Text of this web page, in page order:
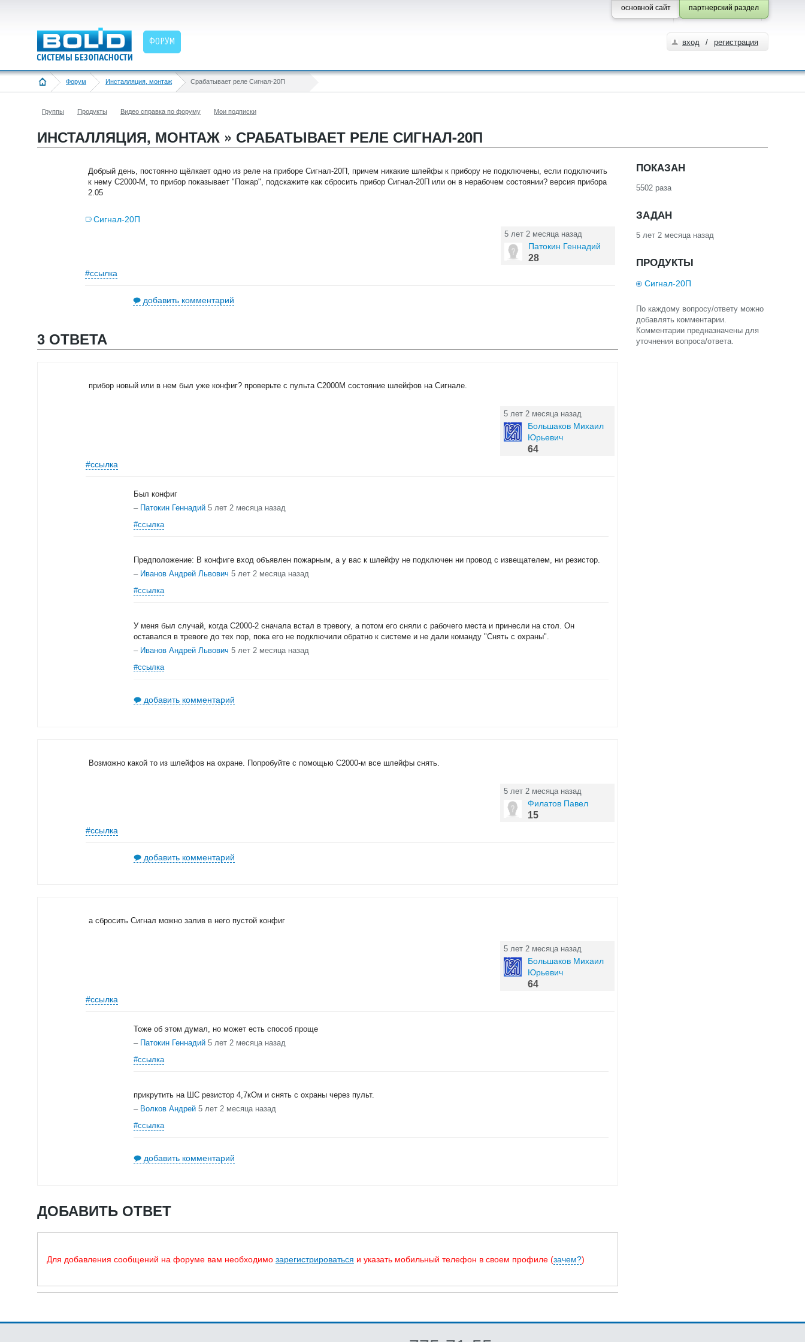
партнерский раздел
основной сайт
ФОРУМ вход / регистрация
Форум Инсталляция, монтаж Срабатывает реле Сигнал-20П
Группы Продукты Видео справка по форуму Мои подписки
ИНСТАЛЛЯЦИЯ, МОНТАЖ » СРАБАТЫВАЕТ РЕЛЕ СИГНАЛ-20П
Добрый день, постоянно щёлкает одно из реле на приборе Сигнал-20П, причем никакие шлейфы к прибору не подключены, если подключить
к нему С2000-М, то прибор показывает "Пожар", подскажите как сбросить прибор Сигнал-20П или он в нерабочем состоянии? версия прибора
2.05
Сигнал-20П
5 лет 2 месяца назад
Патокин Геннадий
28
#ссылка
добавить комментарий
3 ОТВЕТА
прибор новый или в нем был уже конфиг? проверьте с пульта С2000М состояние шлейфов на Сигнале.
5 лет 2 месяца назад
Большаков Михаил
Юрьевич
64
#ссылка
Был конфиг
– Патокин Геннадий 5 лет 2 месяца назад
#ссылка
Предположение: В конфиге вход объявлен пожарным, а у вас к шлейфу не подключен ни провод с извещателем, ни резистор.
– Иванов Андрей Львович 5 лет 2 месяца назад
#ссылка
У меня был случай, когда С2000-2 сначала встал в тревогу, а потом его сняли с рабочего места и принесли на стол. Он
оставался в тревоге до тех пор, пока его не подключили обратно к системе и не дали команду "Снять с охраны".
– Иванов Андрей Львович 5 лет 2 месяца назад
#ссылка
добавить комментарий
Возможно какой то из шлейфов на охране. Попробуйте с помощью С2000-м все шлейфы снять.
5 лет 2 месяца назад
Филатов Павел
15
#ссылка
добавить комментарий
а сбросить Сигнал можно залив в него пустой конфиг
5 лет 2 месяца назад
Большаков Михаил
Юрьевич
64
#ссылка
Тоже об этом думал, но может есть способ проще
– Патокин Геннадий 5 лет 2 месяца назад
#ссылка
прикрутить на ШС резистор 4,7кОм и снять с охраны через пульт.
– Волков Андрей 5 лет 2 месяца назад
#ссылка
добавить комментарий
ДОБАВИТЬ ОТВЕТ
Для добавления сообщений на форуме вам необходимо зарегистрироваться и указать мобильный телефон в своем профиле (зачем?)
ПОКАЗАН
5502 раза
ЗАДАН
5 лет 2 месяца назад
ПРОДУКТЫ
Сигнал-20П
По каждому вопросу/ответу можно
добавлять комментарии.
Комментарии предназначены для
уточнения вопроса/ответа.